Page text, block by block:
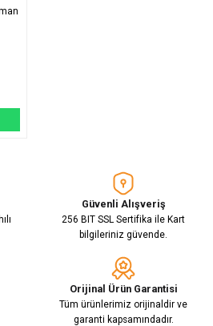
Güvenli Alışveriş
256 BIT SSL Sertifika ile Kart
bilgileriniz güvende.
Orijinal Ürün Garantisi
Tüm ürünlerimiz orijinaldir ve
garanti kapsamındadır.